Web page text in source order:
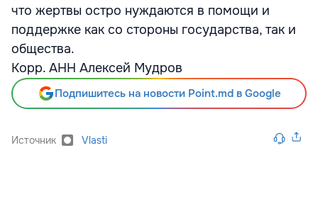
что жертвы остро нуждаются в помощи и
поддержке как со стороны государства, так и
общества.
Корр. АНН Алексей Мудров
Подпишитесь на новости Point.md в Google
Источник Vlasti